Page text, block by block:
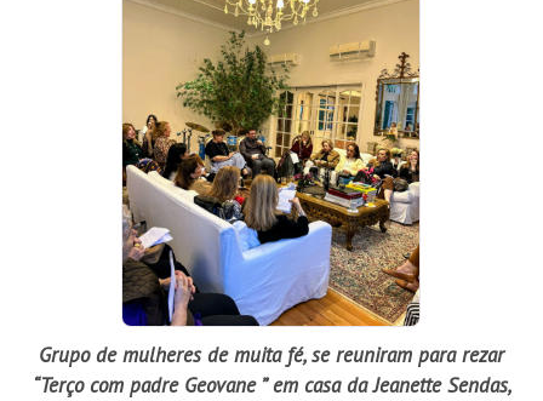
Grupo de mulheres de muita fé, se reuniram para rezar
“Terço com padre Geovane ” em casa da Jeanette Sendas,